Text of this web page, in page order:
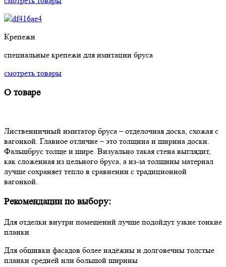
Крепежи
специальные крепежи для имитации бруса
смотреть товары
О товаре
Лиственничный имитатор бруса – отделочная доска, схожая с
вагонкой. Главное отличие – это толщина и ширина доски.
Фальшбрус толще и шире. Визуально такая стена выглядит,
как сложенная из цельного бруса, а из-за толщины материал
лучше сохраняет тепло в сравнении с традиционной
вагонкой.
Рекомендации по выбору:
Для отделки внутри помещений лучше подойдут узкие тонкие
планки
Для обшивки фасадов более надёжны и долговечны толстые
планки средней или большой ширины